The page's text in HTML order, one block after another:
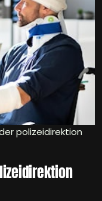
polizeidirektion